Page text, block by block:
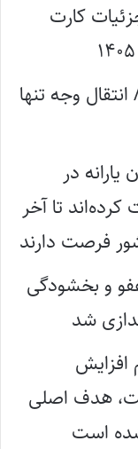
کارت
وجه تنها
در
تا آخر
فرصت دارند
و بخشودگی
شد
هدف اصلی
است